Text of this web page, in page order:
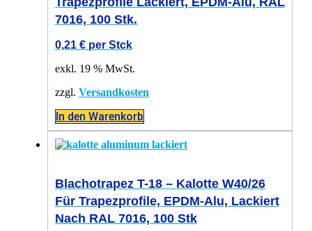
7016, 100 Stk.
0,21 € per Stck
exkl. 19 % MwSt.
zzgl. Versandkosten
In den Warenkorb
Blachotrapez T-18 – Kalotte W40/26
Für Trapezprofile, EPDM-Alu, Lackiert
Nach RAL 7016, 100 Stk